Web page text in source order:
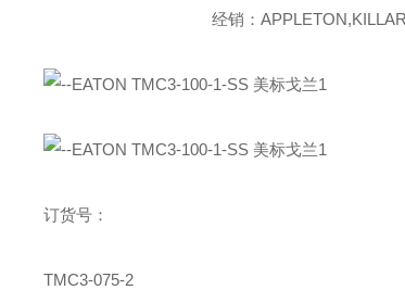
经销：
订货号：
TMC3-075-2